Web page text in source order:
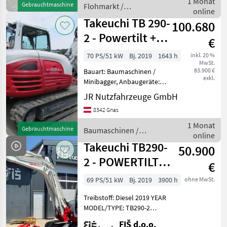
Gebrauchtmaschine
R22.5hydraulische
Heckklappe mit Korn
Flohmarkt /
Brantner
online
Gebrauchtmaschine
Takeuchi TB 290-
2 - Powertilt +
Schnellwechsler-
Klima-4 L
100.680
€
inkl. 20 %
MwSt.
83.900 €
exkl.
70 PS/51 kW Bj. 2019
1643 h
Bauart: Baumaschinen /
Minibagger, Anbaugeräte:
Schnellwechsler, Löffel,
Sonderausstattung: 3.
Ventil, 4. Ventil,
Arbeitsscheinwerfer vo
JR Nutzfahrzeuge GmbH
8342 Gnas
Baumaschinen /
Takeuchi
1 Monat
online
Takeuchi TB290-
2 - POWERTILT -
3X BUCKETS -
2019 YEAR - 3
50.900
€
ohne MwSt.
69 PS/51 kW Bj. 2019
3900 h
Treibstoff: Diesel 2019 YEAR
MODEL/TYPE: TB290-2
WORKING HOURS: 3.900 h
FIŠ d.o.o.